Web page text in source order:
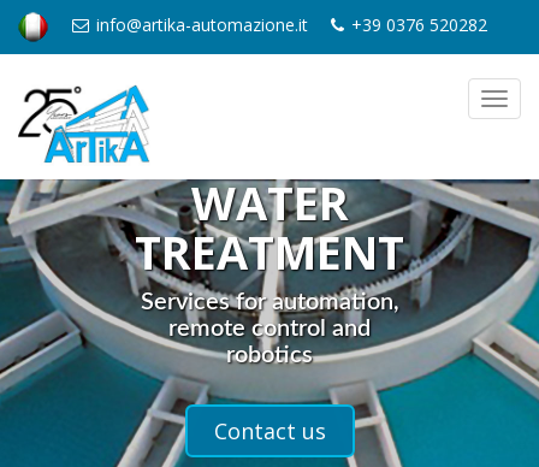
info@artika-automazione.it +39 0376 520282
WATER
TREATMENT
Services for automation,
remote control and
robotics
Contact us